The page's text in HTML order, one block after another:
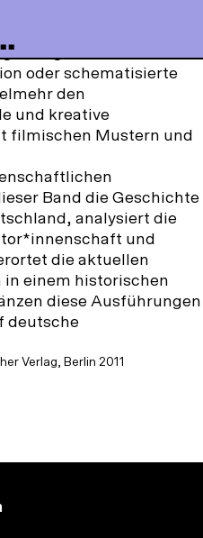
sich klassische Motive
diese in ungewöhnlichen
legen hier nicht
oder schematisierte
den
und kreative
filmischen Mustern und
Band die Geschichte
analysiert die
und
die aktuellen
in einem historischen
diese Ausführungen
deutsche
Verlag, Berlin 2011